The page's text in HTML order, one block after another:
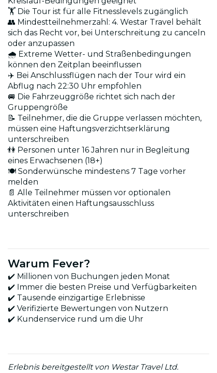
🏋️ Die Tour ist für alle Fitnesslevels zugänglich
👥 Mindestteilnehmerzahl: 4. Westar Travel behält
sich das Recht vor, bei Unterschreitung zu canceln
oder anzupassen
🌧️ Extreme Wetter- und Straßenbedingungen
können den Zeitplan beeinflussen
✈️ Bei Anschlussflügen nach der Tour wird ein
Abflug nach 22:30 Uhr empfohlen
🚐 Die Fahrzeuggröße richtet sich nach der
Gruppengröße
📝 Teilnehmer, die die Gruppe verlassen möchten,
müssen eine Haftungsverzichtserklärung
unterschreiben
👫 Personen unter 16 Jahren nur in Begleitung
eines Erwachsenen (18+)
🍽️ Sonderwünsche mindestens 7 Tage vorher
melden
📄 Alle Teilnehmer müssen vor optionalen
Aktivitäten einen Haftungsausschluss
unterschreiben
Warum Fever?
✔️ Millionen von Buchungen jeden Monat
✔️ Immer die besten Preise und Verfügbarkeiten
✔️ Tausende einzigartige Erlebnisse
✔️ Verifizierte Bewertungen von Nutzern
✔️ Kundenservice rund um die Uhr
Erlebnis bereitgestellt von Westar Travel Ltd.